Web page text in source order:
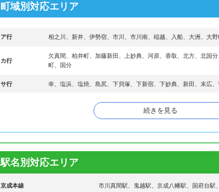
町域別対応エリア
ア行 相之川、新井、伊勢宿、市川、市川南、稲越、入船、大洲、大
カ行
欠真間、柏井町、加藤新田、上妙典、河原、香取、北方、北国
町、国分
サ行 幸、塩浜、塩焼、島尻、下貝塚、下新宿、下妙典、新田、末広
高石神、高浜町、宝、田尻、千鳥町、稲荷木、富浜
ハ行
原木、東大和田、東国分、東菅野、東浜、日之出、平田、広尾
町、堀之内、本行徳、本塩
マ行 真間、湊、湊新田、南大野、南行徳、南八幡、宮久保、妙典、本
ヤ行
続きを見る
駅名別対応エリア
京成本線 市川真間駅、鬼越駅、京成八幡駅、国府台駅